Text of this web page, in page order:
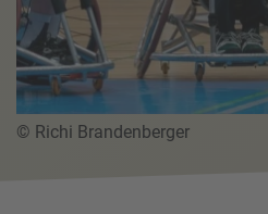
© Richi Brandenberger